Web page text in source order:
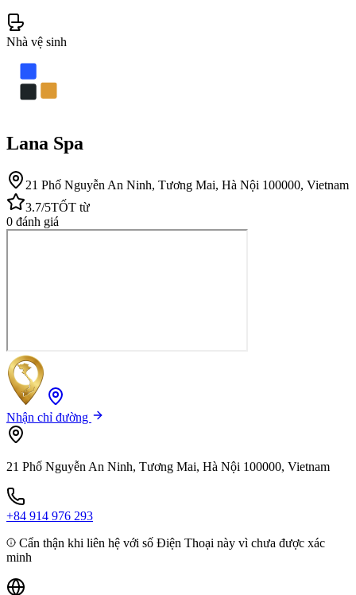
Nhà vệ sinh
Lana Spa
21 Phố Nguyễn An Ninh, Tương Mai, Hà Nội 100000, Vietnam
3.7/5TỐT từ
0 đánh giá
Nhận chỉ đường
21 Phố Nguyễn An Ninh, Tương Mai, Hà Nội 100000, Vietnam
+84 914 976 293
Cẩn thận khi liên hệ với số Điện Thoại này vì chưa được xác
minh